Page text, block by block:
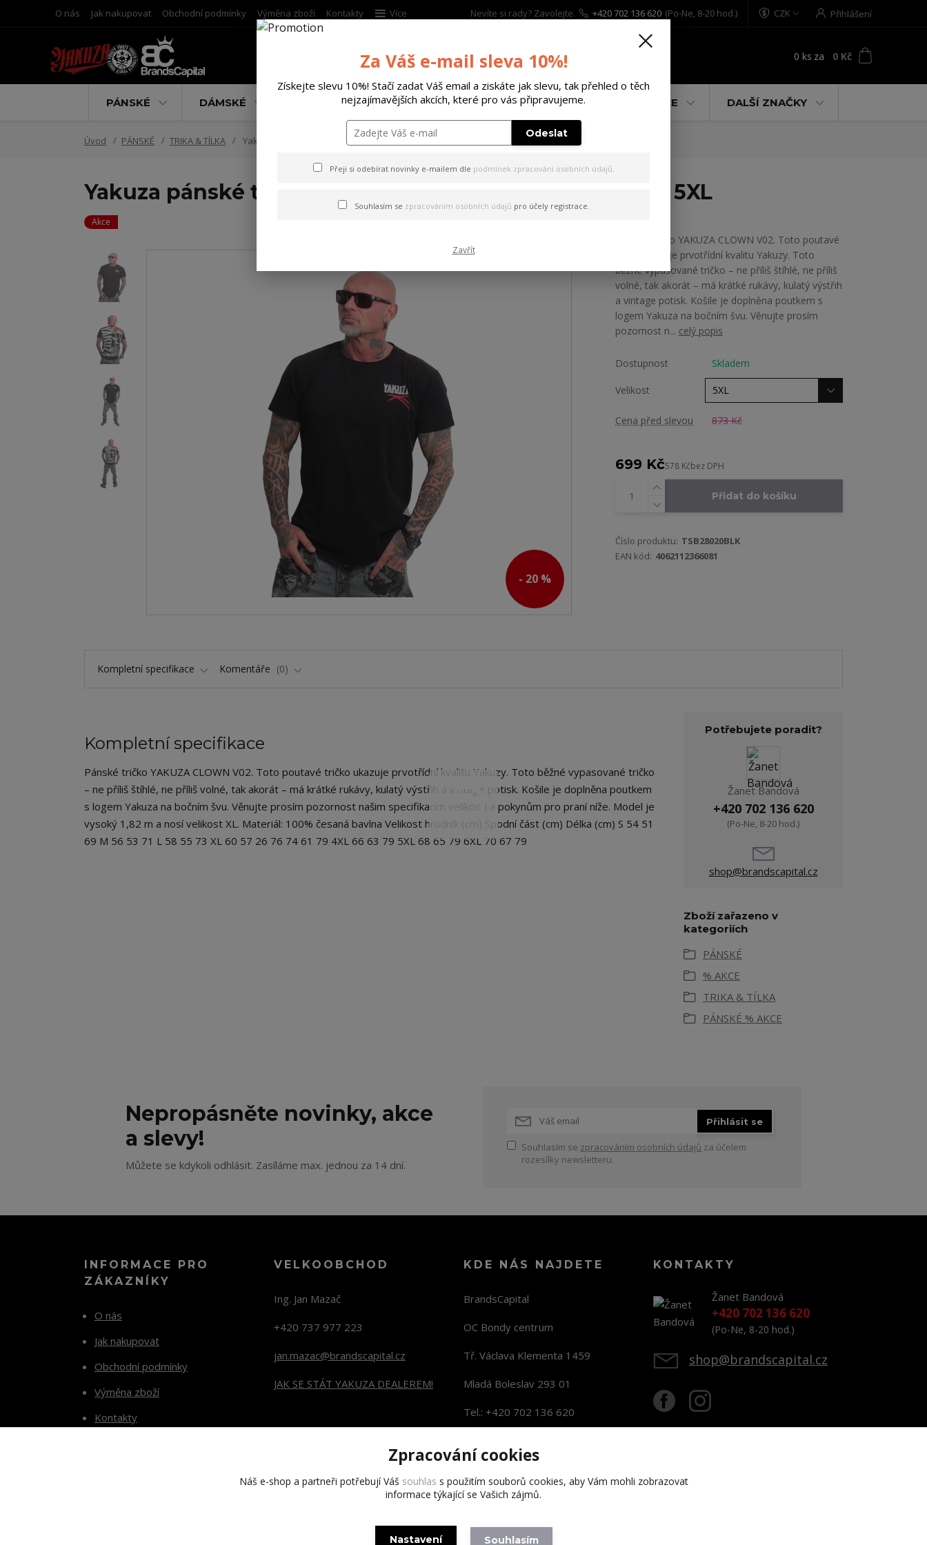
O nás Jak nakupovat Obchodní podmínky Výměna zboží Kontakty Více CZK Přihlášení
Nevíte si rady? Zavolejte. +420 702 136 620 (Po-Ne, 8-20 hod.)
0 ks za 0 Kč
PÁNSKÉ DÁMSKÉ DOPLŇKY DÁRKOVÉ POUKAZY % AKCE DALŠÍ ZNAČKY
Úvod PÁNSKÉ TRIKA & TÍLKA Yakuza pánské tričko Clown V02 Regular T-Shirt black 5XL
Yakuza pánské tričko Clown V02 Regular T-Shirt black 5XL
Akce
- 20 %
Pánské tričko YAKUZA CLOWN V02. Toto poutavé
tričko ukazuje prvotřídní kvalitu Yakuzy. Toto
běžné vypasované tričko – ne příliš štíhlé, ne příliš
volné, tak akorát – má krátké rukávy, kulatý výstřih
a vintage potisk. Košile je doplněna poutkem s
logem Yakuza na bočním švu. Věnujte prosím
pozornost n... celý popis
Dostupnost Skladem
Velikost
Cena před slevou 873 Kč
699 Kč578 Kčbez DPH
Přidat do košíku
Číslo produktu: TSB28020BLK
EAN kód: 4062112366081
Kompletní specifikace Komentáře 0
Kompletní specifikace
Pánské tričko YAKUZA CLOWN V02. Toto poutavé tričko ukazuje prvotřídní kvalitu Yakuzy. Toto běžné vypasované tričko
– ne příliš štíhlé, ne příliš volné, tak akorát – má krátké rukávy, kulatý výstřih a vintage potisk. Košile je doplněna poutkem
s logem Yakuza na bočním švu. Věnujte prosím pozornost našim specifikacím velikostí a pokynům pro praní níže. Model je
vysoký 1,82 m a nosí velikost XL. Materiál: 100% česaná bavlna Velikost hrudník (cm) Spodní část (cm) Délka (cm) S 54 51
69 M 56 53 71 L 58 55 73 XL 60 57 26 76 74 61 79 4XL 66 63 79 5XL 68 65 79 6XL 70 67 79
Potřebujete poradit?
Žanet Bandová
+420 702 136 620
(Po-Ne, 8-20 hod.)
shop@brandscapital.cz
Zboží zařazeno v
kategoriích
PÁNSKÉ
% AKCE
TRIKA & TÍLKA
PÁNSKÉ % AKCE
Nepropásněte novinky, akce
a slevy!
Můžete se kdykoli odhlásit. Zasíláme max. jednou za 14 dní.
Přihlásit se
Souhlasím se zpracováním osobních údajů za účelem
rozesílky newsletteru.
INFORMACE PRO
ZÁKAZNÍKY
O nás
Jak nakupovat
Obchodní podmínky
Výměna zboží
Kontakty
VELKOOBCHOD
Ing. Jan Mazač
+420 737 977 223
jan.mazac@brandscapital.cz
JAK SE STÁT YAKUZA DEALEREM!
KDE NÁS NAJDETE
BrandsCapital
OC Bondy centrum
Tř. Václava Klementa 1459
Mladá Boleslav 293 01
Tel.: +420 702 136 620
KONTAKTY
Žanet Bandová
+420 702 136 620
(Po-Ne, 8-20 hod.)
shop@brandscapital.cz
Copyright 2020 BrandsCapital s.r.o.
Za Váš e-mail sleva 10%!
Získejte slevu 10%! Stačí zadat Váš email a ziskáte jak slevu, tak přehled o těch
nejzajímavějších akcích, které pro vás připravujeme.
Odeslat
Přeji si odebírat novinky e-mailem dle podmínek zpracování osobních údajů.
Souhlasím se zpracováním osobních údajů pro účely registrace.
Zavřít
Zpracování cookies
Náš e-shop a partneři potřebují Váš souhlas s použitím souborů cookies, aby Vám mohli zobrazovat
informace týkající se Vašich zájmů.
Nastavení Souhlasím